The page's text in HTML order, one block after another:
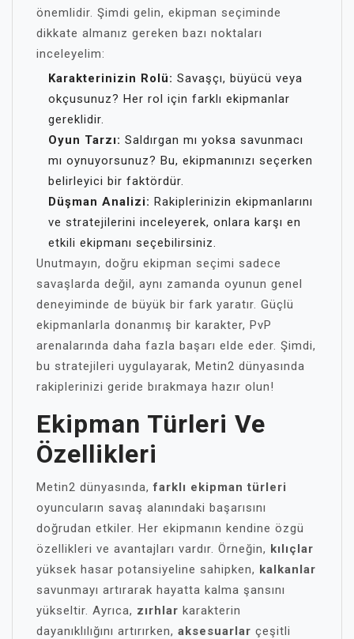
önemlidir. Şimdi gelin, ekipman seçiminde
dikkate almanız gereken bazı noktaları
inceleyelim:
Karakterinizin Rolü: Savaşçı, büyücü veya
okçusunuz? Her rol için farklı ekipmanlar
gereklidir.
Oyun Tarzı: Saldırgan mı yoksa savunmacı
mı oynuyorsunuz? Bu, ekipmanınızı seçerken
belirleyici bir faktördür.
Düşman Analizi: Rakiplerinizin ekipmanlarını
ve stratejilerini inceleyerek, onlara karşı en
etkili ekipmanı seçebilirsiniz.
Unutmayın, doğru ekipman seçimi sadece
savaşlarda değil, aynı zamanda oyunun genel
deneyiminde de büyük bir fark yaratır. Güçlü
ekipmanlarla donanmış bir karakter, PvP
arenalarında daha fazla başarı elde eder. Şimdi,
bu stratejileri uygulayarak, Metin2 dünyasında
rakiplerinizi geride bırakmaya hazır olun!
Ekipman Türleri Ve
Özellikleri
Metin2 dünyasında,farklı ekipman türleri
oyuncuların savaş alanındaki başarısını
doğrudan etkiler. Her ekipmanın kendine özgü
özellikleri ve avantajları vardır. Örneğin, kılıçlar
yüksek hasar potansiyeline sahipken, kalkanlar
savunmayı artırarak hayatta kalma şansını
yükseltir. Ayrıca, zırhlar karakterin
dayanıklılığını artırırken, aksesuarlar çeşitli